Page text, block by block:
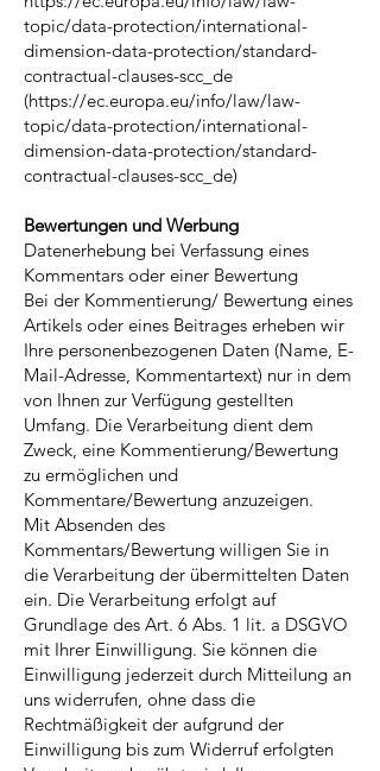
topic/data-protection/international-
dimension-data-protection/standard-
contractual-clauses-scc_de
(https://ec.europa.eu/info/law/law-
topic/data-protection/international-
dimension-data-protection/standard-
contractual-clauses-scc_de)
Bewertungen und Werbung
Datenerhebung bei Verfassung eines
Kommentars oder einer Bewertung
Bei der Kommentierung/ Bewertung eines
Artikels oder eines Beitrages erheben wir
Ihre personenbezogenen Daten (Name, E-
Mail-Adresse, Kommentartext) nur in dem
von Ihnen zur Verfügung gestellten
Umfang. Die Verarbeitung dient dem
Zweck, eine Kommentierung/Bewertung
zu ermöglichen und
Kommentare/Bewertung anzuzeigen.
Mit Absenden des
Kommentars/Bewertung willigen Sie in
die Verarbeitung der übermittelten Daten
ein. Die Verarbeitung erfolgt auf
Grundlage des Art. 6 Abs. 1 lit. a DSGVO
mit Ihrer Einwilligung. Sie können die
Einwilligung jederzeit durch Mitteilung an
uns widerrufen, ohne dass die
Rechtmäßigkeit der aufgrund der
Einwilligung bis zum Widerruf erfolgten